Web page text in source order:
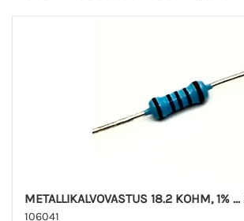
METALLIKALVOVASTUS 18.2 KOHM, 1%
106041